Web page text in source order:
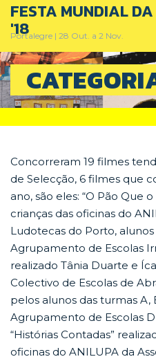
Skip
content
FESTA MUNDIAL
'18
Portalegre | 28 Out. a 2 Nov.
PRÉMIO NACIONAL DA
FESTA MUNDIAL DA
Concorreram 19 filmes
de Selecção, 6 filmes que
ano, são eles: “O Pão Que
crianças das oficinas do
Ludotecas do Porto, alunos
Agrupamento de Escolas
realizado Tânia Duarte e
Colectivo de Escolas de
pelos alunos das turmas A,
Agrupamento de Escolas
“Histórias Contadas”
oficinas do ANILUPA da